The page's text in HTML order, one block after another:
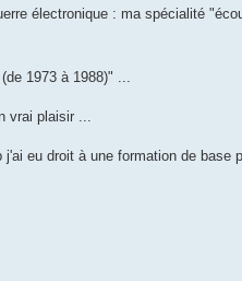
électronique : ma spécialité
1973 à 1988)" ...
vrai plaisir ...
eu droit à une formation de base